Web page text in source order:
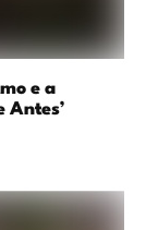
e a
Antes’